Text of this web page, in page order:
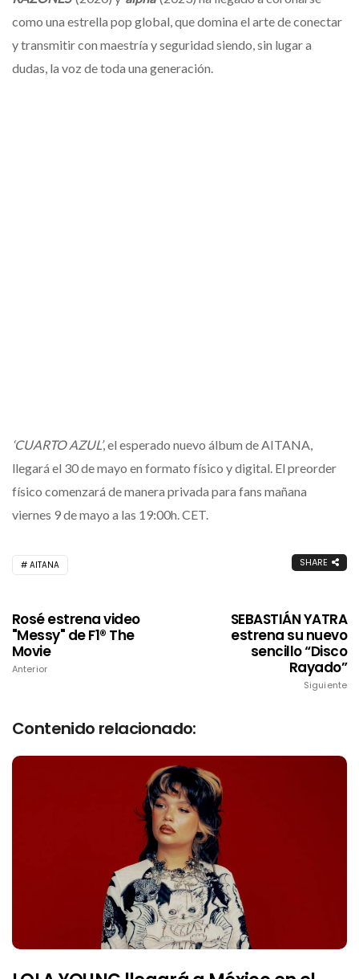
como una estrella pop global, que domina el arte de conectar
y transmitir con maestría y seguridad siendo, sin lugar a
dudas, la voz de toda una generación.
‘CUARTO AZUL’, el esperado nuevo álbum deAITANA,
llegará el 30 de mayo en formato físico y digital. El preorder
físico comenzará de manera privada para fans mañana
viernes 9 de mayo a las 19:00h. CET.
AITANA SHARE
Rosé estrena video
"Messy" de F1® The
Movie
Anterior
SEBASTIÁN YATRA
estrena su nuevo
sencillo “Disco
Rayado”
Siguiente
Contenido relacionado: